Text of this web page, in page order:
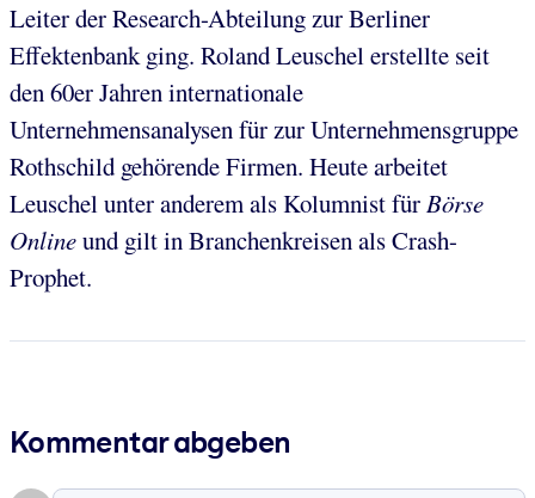
Leiter der Research-Abteilung zur Berliner
Effektenbank ging. Roland Leuschel erstellte seit
den 60er Jahren internationale
Unternehmensanalysen für zur Unternehmensgruppe
Rothschild gehörende Firmen. Heute arbeitet
Leuschel unter anderem als Kolumnist fürBörse
Onlineund gilt in Branchenkreisen als Crash-
Prophet.
Kommentar abgeben